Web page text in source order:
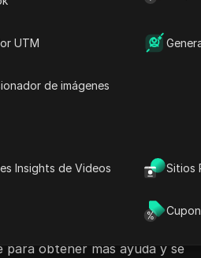
UTM
de imágenes
Insights de Videos Sitios
Abrir en
Hacer preguntas
sobre cómo reactivar una
30 días para restaurar la
de X, donde pueden iniciar
sus cuentas,
para obtener más ayuda y se